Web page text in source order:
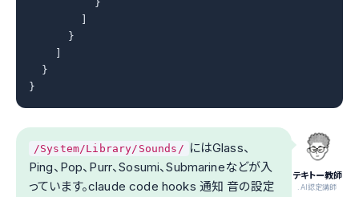
          }
      }
  }
}
テキトー教師
.AI認定講師
/System/Library/Sounds/ にはGlass、
Ping、Pop、Purr、Sosumi、Submarineなどが入
っています。claude code hooks 通知 音の設定